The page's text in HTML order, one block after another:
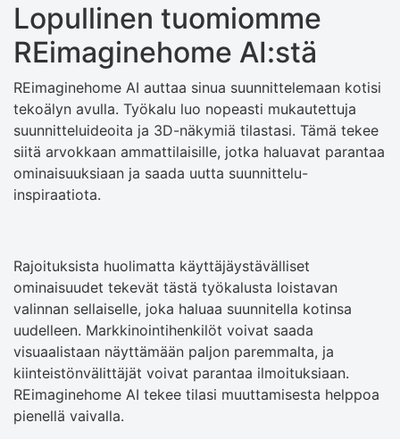
Lopullinen tuomiomme
REimaginehome AI:stä
REimaginehome AI auttaa sinua suunnittelemaan kotisi
tekoälyn avulla. Työkalu luo nopeasti mukautettuja
suunnitteluideoita ja 3D-näkymiä tilastasi. Tämä tekee
siitä arvokkaan ammattilaisille, jotka haluavat parantaa
ominaisuuksiaan ja saada uutta suunnittelu-
inspiraatiota.
Rajoituksista huolimatta käyttäjäystävälliset
ominaisuudet tekevät tästä työkalusta loistavan
valinnan sellaiselle, joka haluaa suunnitella kotinsa
uudelleen. Markkinointihenkilöt voivat saada
visuaalistaan ​​näyttämään paljon paremmalta, ja
kiinteistönvälittäjät voivat parantaa ilmoituksiaan.
REimaginehome AI tekee tilasi muuttamisesta helppoa
pienellä vaivalla.